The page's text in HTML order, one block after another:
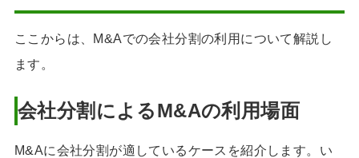
ここからは、M&Aでの会社分割の利用について解説し
ます。
会社分割によるM&Aの利用場面
M&Aに会社分割が適しているケースを紹介します。い